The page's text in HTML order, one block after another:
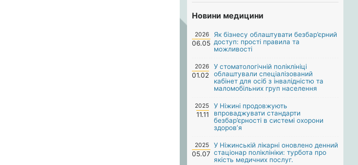
Новини медицини
2026
06.05
Як бізнесу облаштувати безбар’єрний
доступ: прості правила та
можливості
2026
01.02
У стоматологічній поліклініці
облаштували спеціалізований
кабінет для осіб з інвалідністю та
маломобільних груп населення
2025
11.11
У Ніжині продовжують
впроваджувати стандарти
безбар’єрності в системі охорони
здоров’я
2025
05.07
У Ніжинській лікарні оновлено денний
стаціонар поліклініки: турбота про
якість медичних послуг.